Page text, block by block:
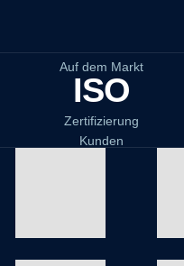
Auf dem Markt
ISO
Zertifizierung
Kunden